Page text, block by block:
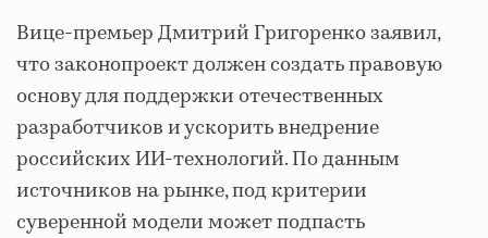
Вице-премьер Дмитрий Григоренко заявил,
что законопроект должен создать правовую
основу для поддержки отечественных
разработчиков и ускорить внедрение
российских ИИ-технологий. По данным
источников на рынке, под критерии
суверенной модели может подпасть